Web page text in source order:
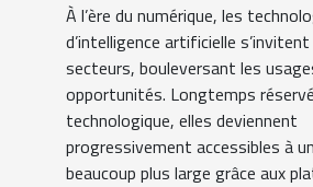
d'IA ?
À l’ère du numérique, les
d’intelligence artificielle
secteurs, bouleversant les
opportunités. Longtemps
technologique, elles deviennent
progressivement accessibles à
beaucoup plus large grâce aux